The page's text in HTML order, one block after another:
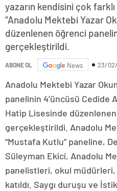
yazarın kendisini çok
“Anadolu Mektebi Yazar
düzenlenen öğrenci
gerçekleştirildi.
ABONE OL News 23/
Anadolu Mektebi Yazar
panelinin 4’üncüsü Cedide
Hatip Lisesinde
gerçekleştirildi. Anadolu
“Mustafa Kutlu” paneline,
Süleyman Ekici, Anadolu
panelistleri, okul
katıldı. Saygı duruşu ve